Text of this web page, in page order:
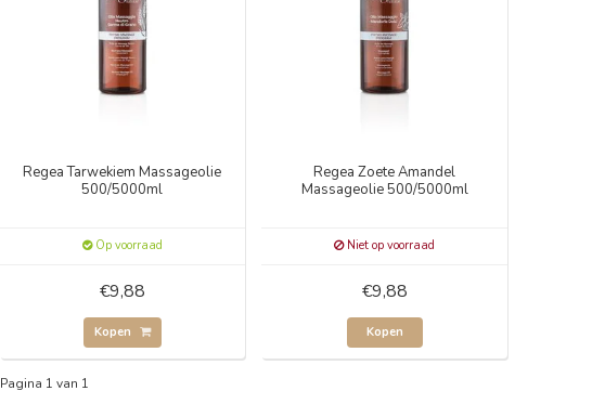
Regea Tarwekiem Massageolie
500/5000ml
Op voorraad
€9,88
Kopen
Regea Zoete Amandel
Massageolie 500/5000ml
Niet op voorraad
€9,88
Kopen
Pagina 1 van 1